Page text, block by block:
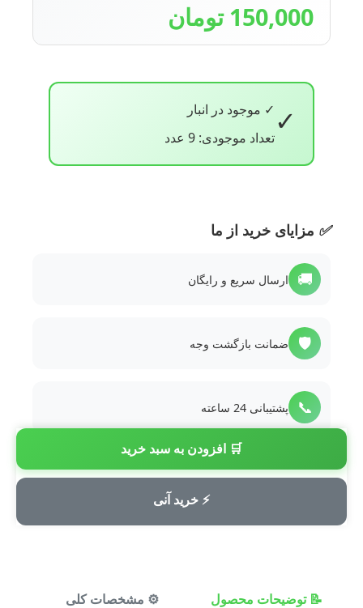
150,000 تومان
✓ ✓ موجود در انبار
تعداد موجودی: 9 عدد
🛒 افزودن به سبد خرید
⚡ خرید آنی
✅ مزایای خرید از ما
🚚 ارسال سریع و رایگان
🛡️ ضمانت بازگشت وجه
📞 پشتیبانی 24 ساعته
💳 پرداخت امن
📝 توضیحات محصول ⚙️ مشخصات کلی